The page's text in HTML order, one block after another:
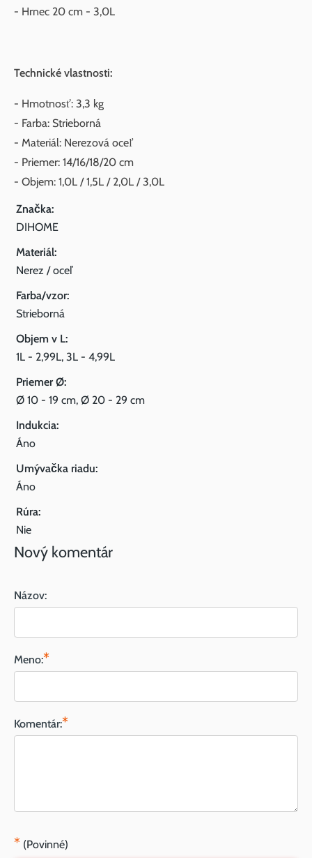
- Hrnec 20 cm - 3,0L
Technické vlastnosti:
- Hmotnosť: 3,3 kg
- Farba: Strieborná
- Materiál: Nerezová oceľ
- Priemer: 14/16/18/20 cm
- Objem: 1,0L / 1,5L / 2,0L / 3,0L
Značka:
DIHOME
Materiál:
Nerez / oceľ
Farba/vzor:
Strieborná
Objem v L:
1L - 2,99L, 3L - 4,99L
Priemer Ø:
Ø 10 - 19 cm, Ø 20 - 29 cm
Indukcia:
Áno
Umývačka riadu:
Áno
Rúra:
Nie
Nový komentár
Názov:
Meno:*
Komentár:*
* (Povinné)